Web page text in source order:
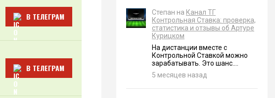
В ТЕЛЕГРАМ
В ТЕЛЕГРАМ
Степан на Канал ТГ
Контрольная Ставка: проверка,
статистика и отзывы об Артуре
Курицком
На дистанции вместе с
Контрольной Ставкой можно
зарабатывать. Это шанс....
5 месяцев назад